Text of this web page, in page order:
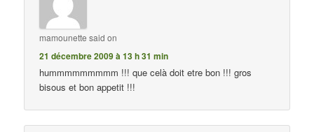
mamounette said on
21 décembre 2009 à 13 h 31 min
hummmmmmmmm !!! que celà doit etre bon !!! gros
bisous et bon appetit !!!